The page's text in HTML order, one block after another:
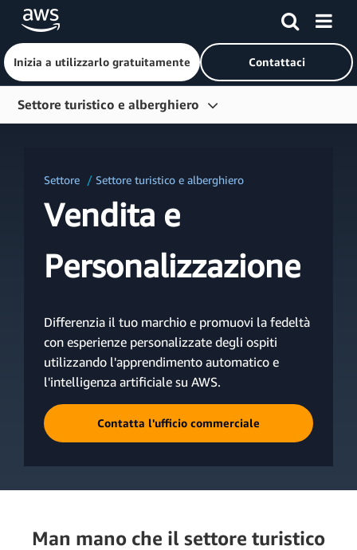
Passa al contenuto principale
Inizia a utilizzarlo gratuitamente Contattaci
Settore turistico e alberghiero
Segmenti
Casi di studio
Risorse
Blog
Settore Settore turistico e alberghiero
Vendita e
Personalizzazione
Differenzia il tuo marchio e promuovi la fedeltà
con esperienze personalizzate degli ospiti
utilizzando l'apprendimento automatico e
l'intelligenza artificiale su AWS.
Contatta l'ufficio commerciale
Man mano che il settore turistico